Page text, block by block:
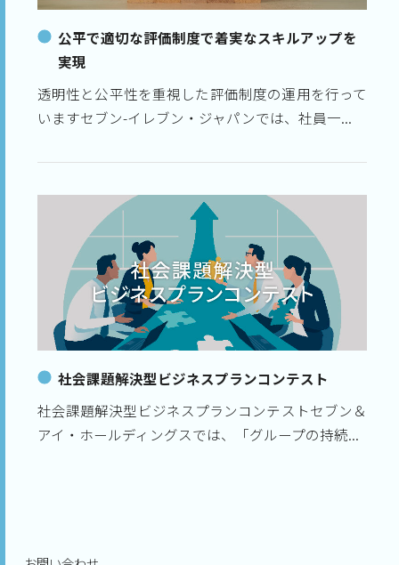
公平で適切な評価制度で着実なスキルアップを
実現
透明性と公平性を重視した評価制度の運用を行って
いますセブン-イレブン・ジャパンでは、社員一...
社会課題解決型ビジネスプランコンテスト
社会課題解決型ビジネスプランコンテストセブン＆
アイ・ホールディングスでは、「グループの持続...